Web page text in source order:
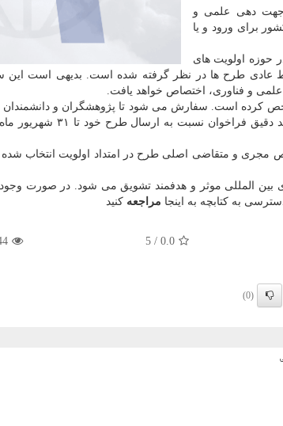
جهت دهی علمی و
برای ورود و یا
حوزه اولویت های
عادی طرح ها در نظر گرفته شده است. بدیهی است این
و فناوری، اختصاص خواهد یافت.
کرده است. سفارش می شود تا پژوهشگران و
به ارسال طرح خود تا ۳۱ شهریور ماه ۱۴۰۲ از طریق
مجری و متقاضی اصلی طرح در امتداد اولویت انتخاب
بین المللی موثر و هدفمند تشویق می شود. در صورت وجود
به کتابچه به اینجا مراجعه کنید
0.0
/
5
(0)